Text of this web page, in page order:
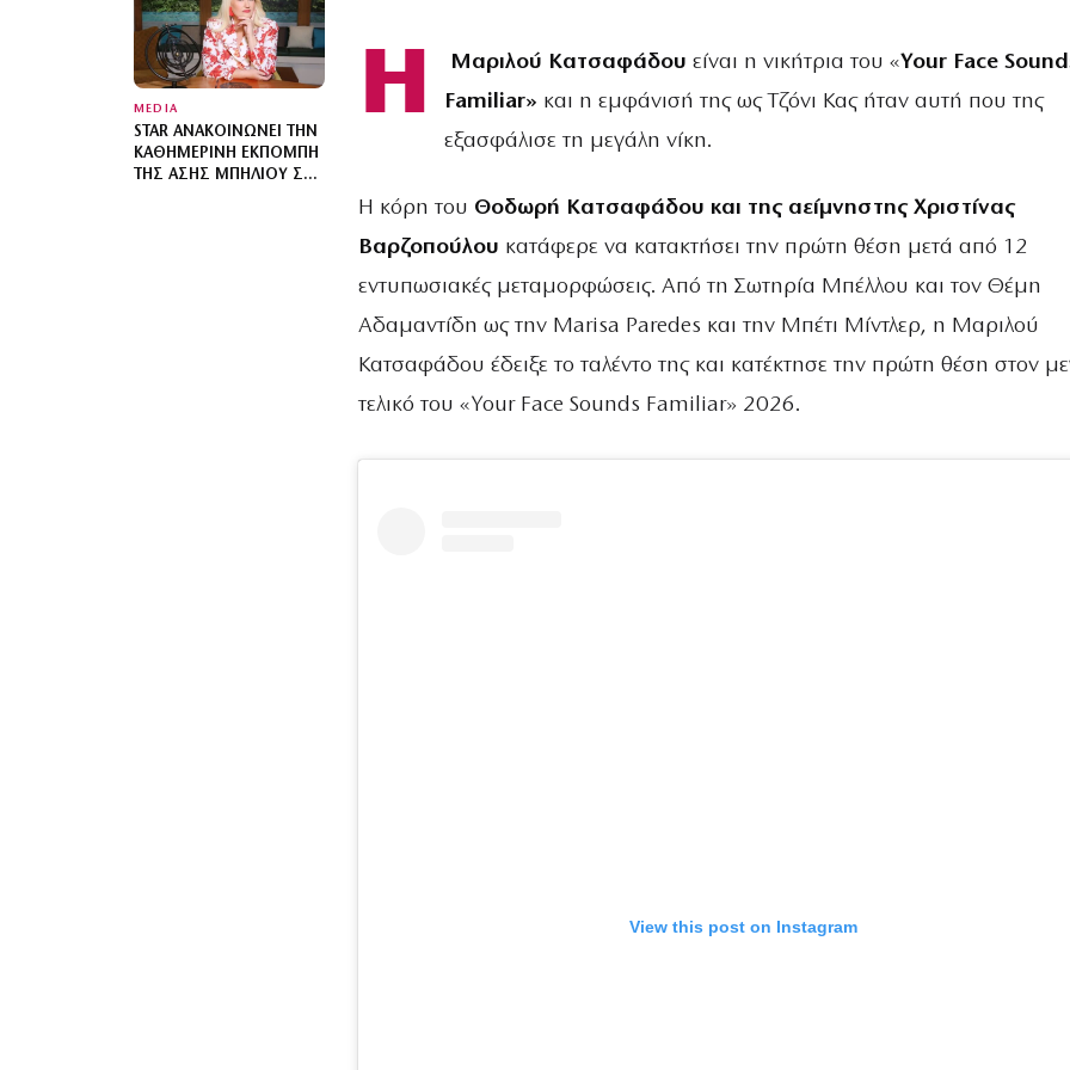
ΓΙΆΝΝΗ ΤΣΙΜΙΤΣΈΛΗ
MEDIA
STAR ΑΝΑΚΟΙΝΏΝΕΙ ΤΗΝ
ΚΑΘΗΜΕΡΙΝΉ ΕΚΠΟΜΠΉ
ΤΗΣ ΆΣΗΣ ΜΠΉΛΙΟΥ ΣΤΟ
Η Μαριλού Κατσαφάδου είναι η νικήτρια του «Your Face
Familiar» και η εμφάνισή της ως Τζόνι Κας ήταν αυτή που της
εξασφάλισε τη μεγάλη νίκη.
Η κόρη του Θοδωρή Κατσαφάδου και της αείμνηστης Χριστίνας
Βαρζοπούλου κατάφερε να κατακτήσει την πρώτη θέση μετά από 12
εντυπωσιακές μεταμορφώσεις. Από τη Σωτηρία Μπέλλου και τον Θέμη
Αδαμαντίδη ως την Marisa Paredes και την Μπέτι Μίντλερ, η Μαριλού
Κατσαφάδου έδειξε το ταλέντο της και κατέκτησε την πρώτη θέση στον
τελικό του «Your Face Sounds Familiar» 2026.
View this post on Instagram